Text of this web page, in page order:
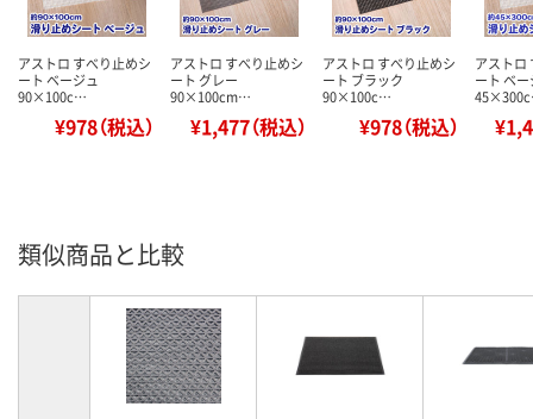
アストロ すべり止めシ
ート ベージュ
90×100c…
¥978（税込）
アストロ すべり止めシ
ート グレー
90×100cm…
¥1,477（税込）
アストロ すべり止めシ
ート ブラック
90×100c…
¥978（税込）
アストロ
ート ベ
類似商品と比較